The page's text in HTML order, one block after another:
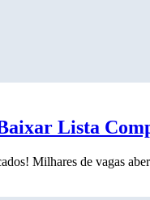
Lista
Milhares de vagas